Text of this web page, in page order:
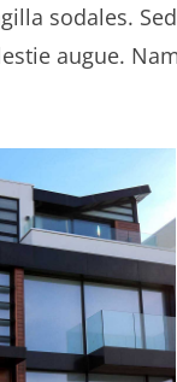
sodales.
augue.